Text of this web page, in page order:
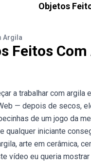
Objetos
Argila
Feitos
a trabalhar com argila
— depois de secos,
de um jogo da
qualquer iniciante
arte em cerâmica,
vídeo eu queria